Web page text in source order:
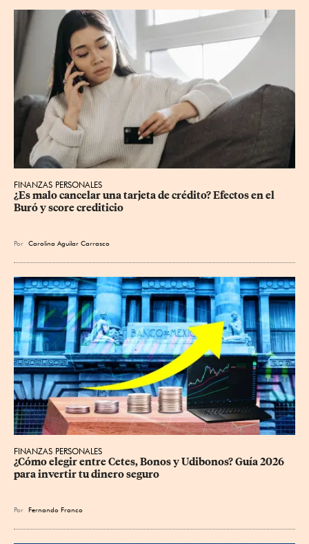
FINANZAS PERSONALES
¿Es malo cancelar una tarjeta de crédito? Efectos en el
Buró y score crediticio
Por Carolina Aguilar Carrasco
FINANZAS PERSONALES
¿Cómo elegir entre Cetes, Bonos y Udibonos? Guía 2026
para invertir tu dinero seguro
Por Fernando Franco